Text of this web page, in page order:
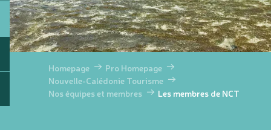
Homepage
Pro Homepage
Nouvelle-Calédonie Tourisme
Nos équipes et membres
Les membres de NCT